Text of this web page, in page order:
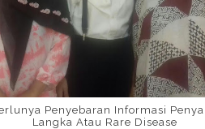
Penyebaran Informasi
Langka Atau Rare Disease